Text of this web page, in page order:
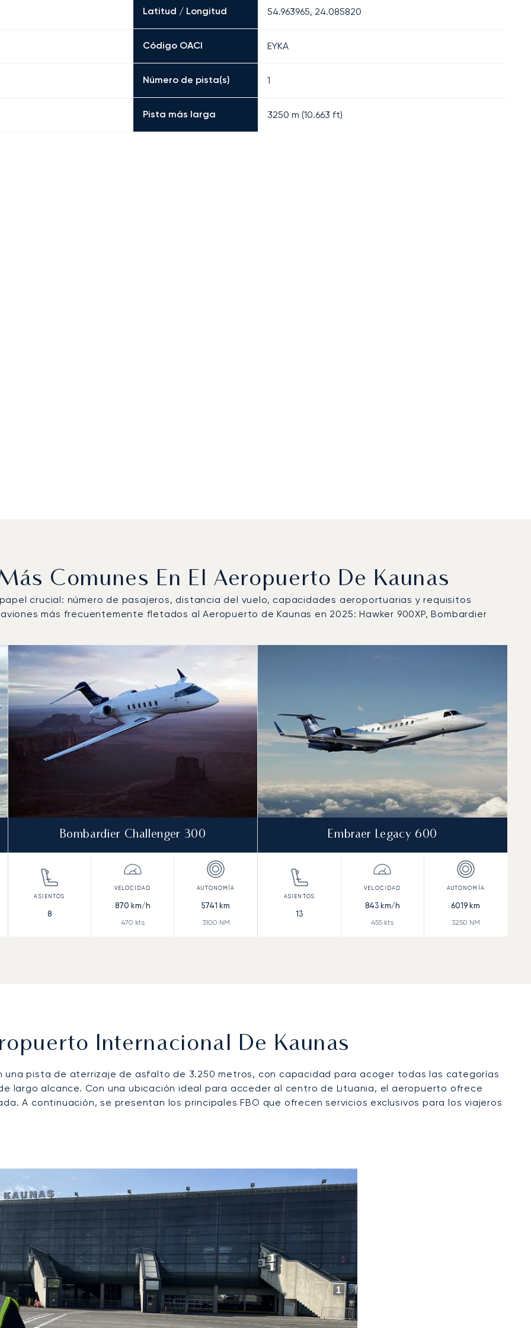
Latitud / Longitud 54.963965, 24.085820
Código OACI EYKA
Número de pista(s) 1
Pista más larga 3250 m (10.663 ft)
Comunes En El Aeropuerto De Kaunas
crucial: número de pasajeros, distancia del vuelo, capacidades aeroportuarias y requisitos
más frecuentemente fletados al Aeropuerto de Kaunas en 2025: Hawker 900XP, Bombardier
operados por número de movimientos de vuelo en 2025
Bombardier Challenger 300
8
870 km/h
470 kts
5741 km
3100 NM
Embraer Legacy 600
13
843km/h
455 kts
6019 km
3250 NM
Internacional De Kaunas
pista de aterrizaje de asfalto de 3.250 metros, con capacidad para acoger todas las categorías
largo alcance. Con una ubicación ideal para acceder al centro de Lituania, el aeropuerto ofrece
A continuación, se presentan los principales FBO que ofrecen servicios exclusivos para los viajeros